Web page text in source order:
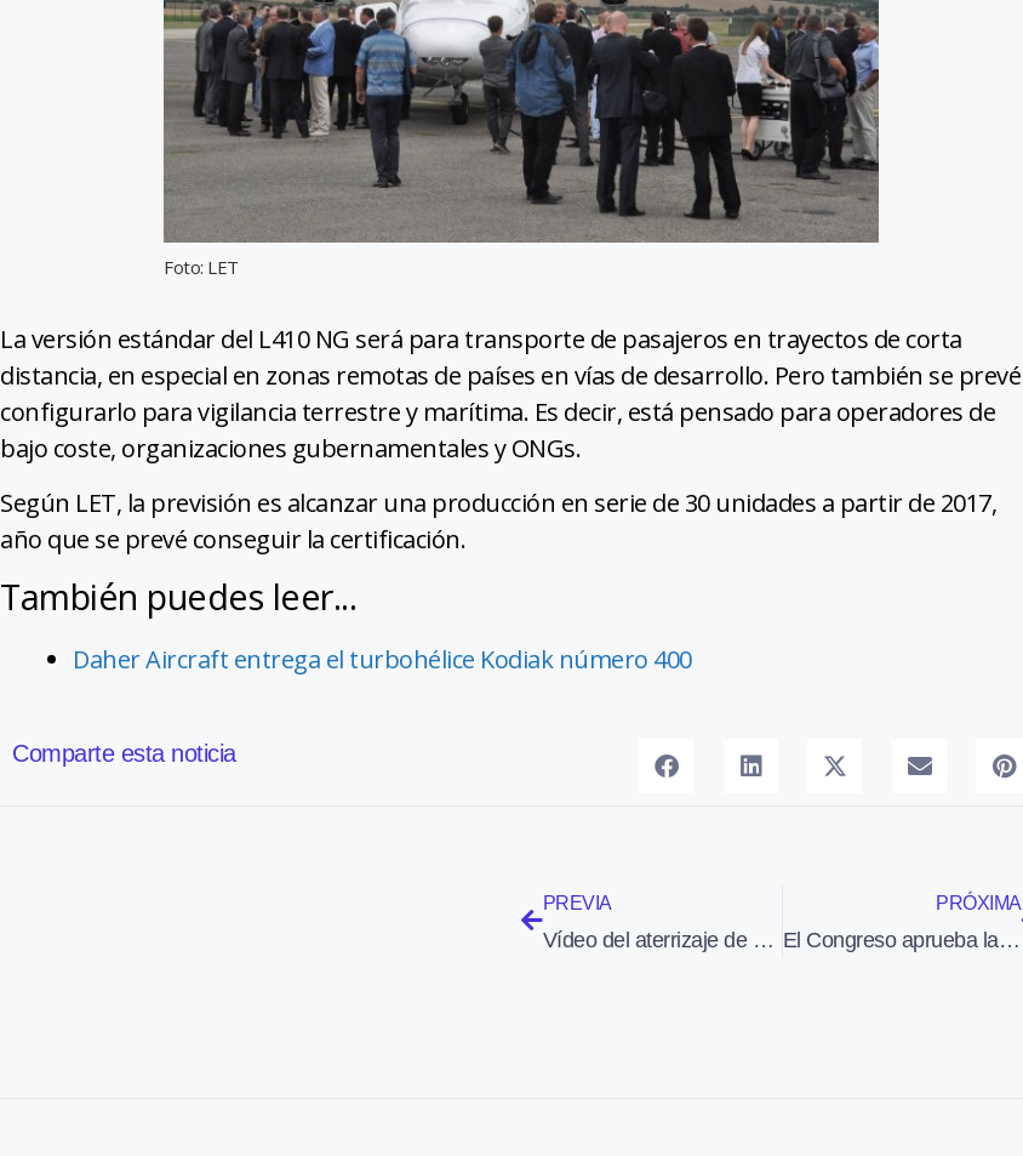
Foto: LET
La versión estándar del L410 NG será para transporte de pasajeros en trayectos de corta
distancia, en especial en zonas remotas de países en vías de desarrollo. Pero también se prevé
configurarlo para vigilancia terrestre y marítima. Es decir, está pensado para operadores de
bajo coste, organizaciones gubernamentales y ONGs.
Según LET, la previsión es alcanzar una producción en serie de 30 unidades a partir de 2017,
año que se prevé conseguir la certificación.
También puedes leer...
Daher Aircraft entrega el turbohélice Kodiak número 400
Comparte esta noticia
PREVIA
Vídeo del aterrizaje de un monomotor Cessna en una autopista de EEUU
PRÓXIMA
El Congreso aprueba la enmienda sobre el uso de la base de Morón